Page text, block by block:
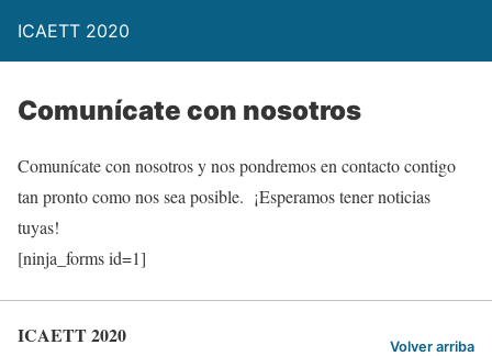
ICAETT 2020
Comunícate con nosotros
Comunícate con nosotros y nos pondremos en contacto contigo
tan pronto como nos sea posible. ¡Esperamos tener noticias
tuyas!
[ninja_forms id=1]
ICAETT 2020 Volver arriba